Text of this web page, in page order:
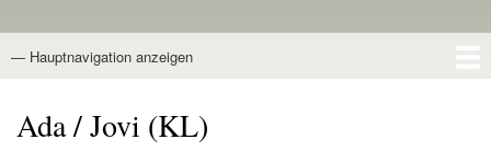
Hauptnavigation
— Hauptnavigation anzeigen
Ada / Jovi (KL)